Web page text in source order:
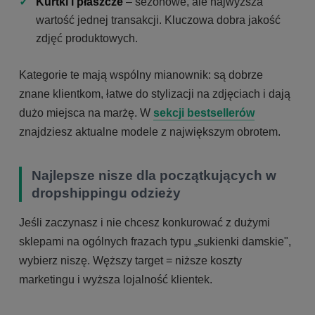
wartość jednej transakcji. Kluczowa dobra jakość
zdjęć produktowych.
Kategorie te mają wspólny mianownik: są dobrze
znane klientkom, łatwe do stylizacji na zdjęciach i dają
dużo miejsca na marżę. W sekcji bestsellerów
znajdziesz aktualne modele z największym obrotem.
Najlepsze nisze dla początkujących w
dropshippingu odzieży
Jeśli zaczynasz i nie chcesz konkurować z dużymi
sklepami na ogólnych frazach typu „sukienki damskie",
wybierz niszę. Węższy target = niższe koszty
marketingu i wyższa lojalność klientek.